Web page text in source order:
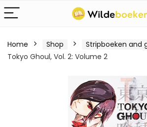
Home Shop
Stripboeken and
Tokyo Ghoul, Vol. 2: Volume 2